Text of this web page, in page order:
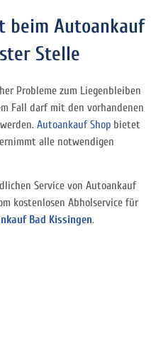
beim Autoankauf
Stelle
Probleme zum Liegenbleiben
Fall darf mit den vorhandenen
Autoankauf Shop bietet
alle notwendigen
Service von Autoankauf
kostenlosen Abholservice für
Bad Kissingen.